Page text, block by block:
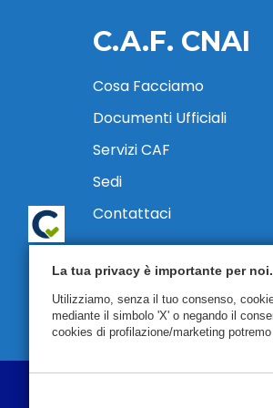
C.A.F. CNAI
Cosa Facciamo
Documenti Ufficiali
Servizi CAF
Sedi
Contattaci
La tua privacy è importante per noi.
Utilizziamo, senza il tuo consenso,
mediante il simbolo 'X' o negando il
cookies di profilazione/marketing